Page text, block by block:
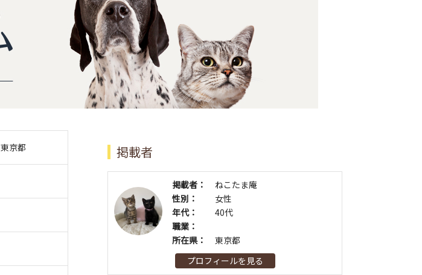
東京都 掲載者
掲載者：
ねこたま庵
性別：
女性
年代：
40代
職業：
所在県：
東京都
プロフィールを見る